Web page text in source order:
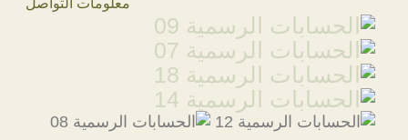
معلومات التواصل